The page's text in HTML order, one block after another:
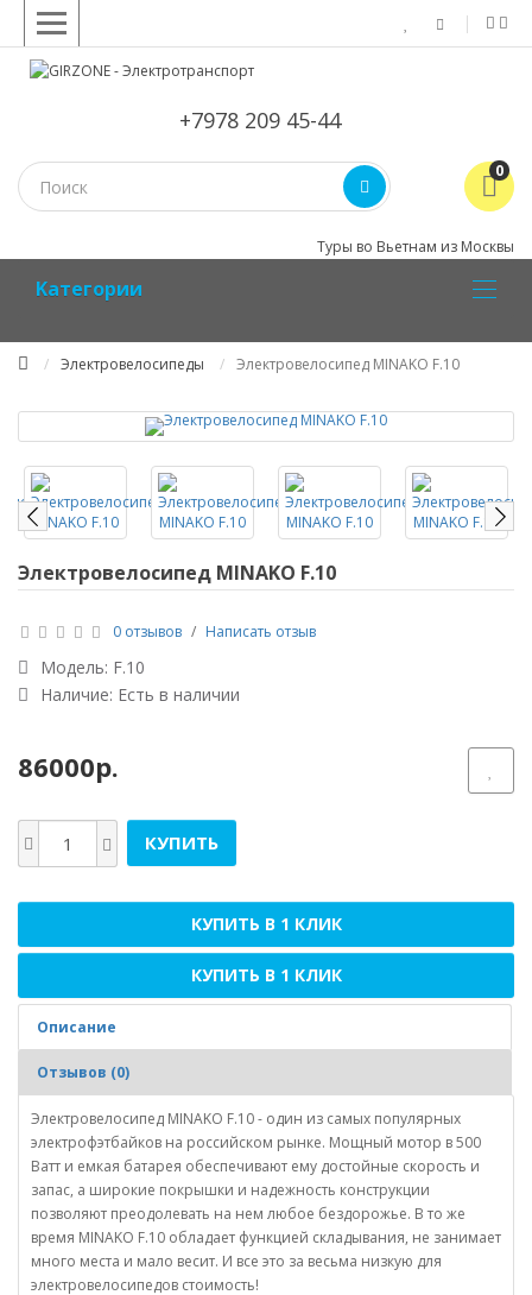
+7978 209 45-44
0
Туры во Вьетнам из Москвы
Kатегории
Электровелосипеды Электровелосипед MINAKO F.10
Электровелосипед MINAKO F.10
0 отзывов / Написать отзыв
Модель: F.10
Наличие: Есть в наличии
86000р.
КУПИТЬ
КУПИТЬ В 1 КЛИК
КУПИТЬ В 1 КЛИК
Описание
Отзывов (0)
Электровелосипед MINAKO F.10 - один из самых популярных
электрофэтбайков на российском рынке. Мощный мотор в 500
Ватт и емкая батарея обеспечивают ему достойные скорость и
запас, а широкие покрышки и надежность конструкции
позволяют преодолевать на нем любое бездорожье. В то же
время MINAKO F.10 обладает функцией складывания, не занимает
много места и мало весит. И все это за весьма низкую для
электровелосипедов стоимость!